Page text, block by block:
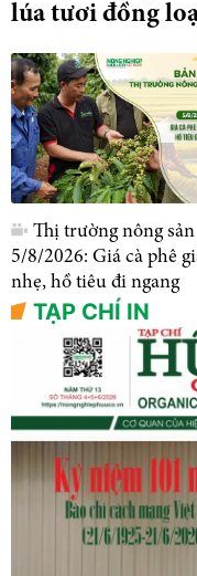
lúa tươi đồng
Thị trường nông sản
5/8/2026: Giá cà phê
nhẹ, hồ tiêu đi ngang
TẠP CHÍ IN